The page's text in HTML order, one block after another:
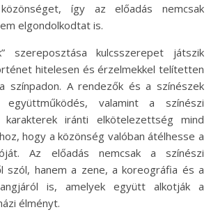
így az előadás nemcsak
elgondolkodtat is.
szereposztása kulcsszerepet játszik
hitelesen és érzelmekkel telítetten
színpadon. A rendezők és a színészek
valamint a színészi
iránti elkötelezettség mind
hogy a közönség valóban átélhesse a
Az előadás nemcsak a színészi
szól, hanem a zene, a koreográfia és a
is, amelyek együtt alkotják a
élményt.